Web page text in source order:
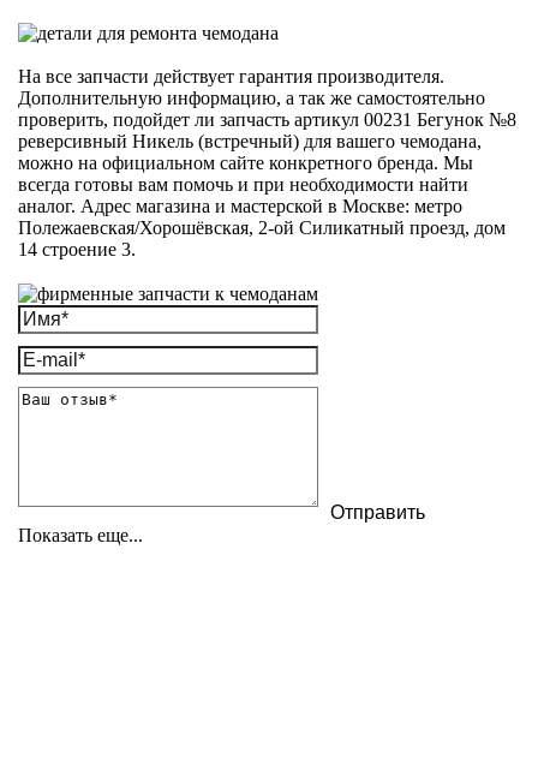
На все запчасти действует гарантия производителя.
Дополнительную информацию, а так же самостоятельно
проверить, подойдет ли запчасть артикул 00231 Бегунок №8
реверсивный Никель (встречный) для вашего чемодана,
можно на официальном сайте конкретного бренда. Мы
всегда готовы вам помочь и при необходимости найти
аналог. Адрес магазина и мастерской в Москве: метро
Полежаевская/Хорошёвская, 2-ой Силикатный проезд, дом
14 строение 3.
Показать еще...